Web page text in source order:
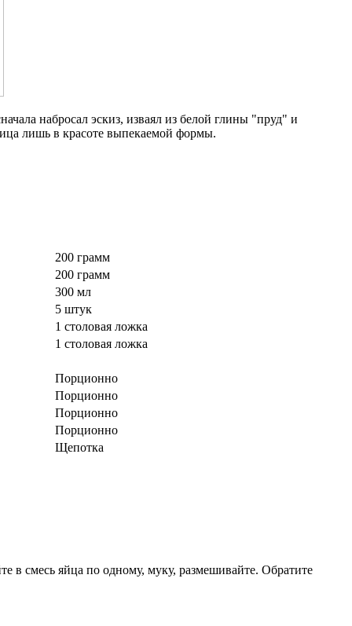
набросал эскиз, изваял из белой глины "пруд" и
лишь в красоте выпекаемой формы.
200 грамм
200 грамм
300 мл
5 штук
1 столовая ложка
1 столовая ложка
Порционно
Порционно
Порционно
Порционно
Щепотка
в смесь яйца по одному, муку, размешивайте. Обратите